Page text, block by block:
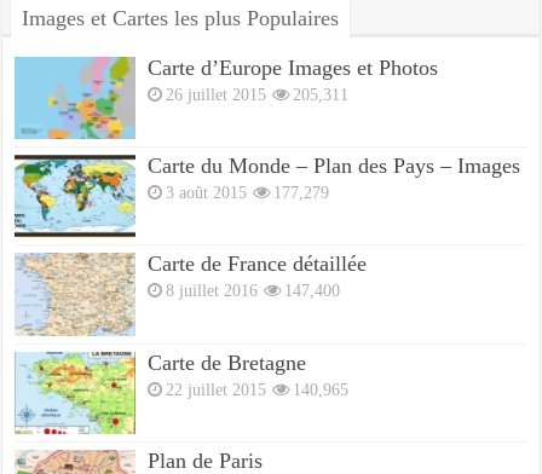
Images et Cartes les plus Populaires
Carte d’Europe Images et Photos
26 juillet 2015 205,311
Carte du Monde – Plan des Pays – Images
3 août 2015 177,279
Carte de France détaillée
8 juillet 2016 147,400
Carte de Bretagne
22 juillet 2015 140,965
Plan de Paris